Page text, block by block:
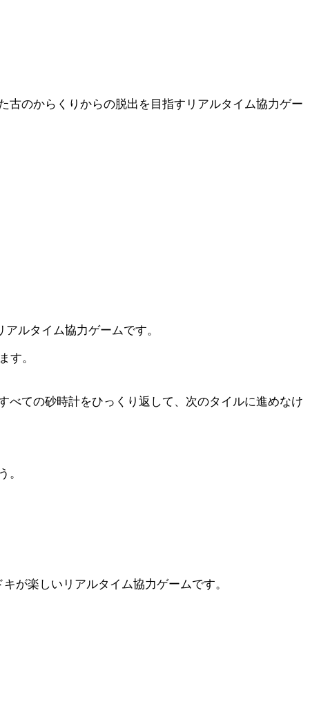
のからくりからの脱出を目指すリアルタイム協力ゲー
ルタイム協力ゲームです。
す。
べての砂時計をひっくり返して、次のタイルに進めなけ
。
が楽しいリアルタイム協力ゲームです。